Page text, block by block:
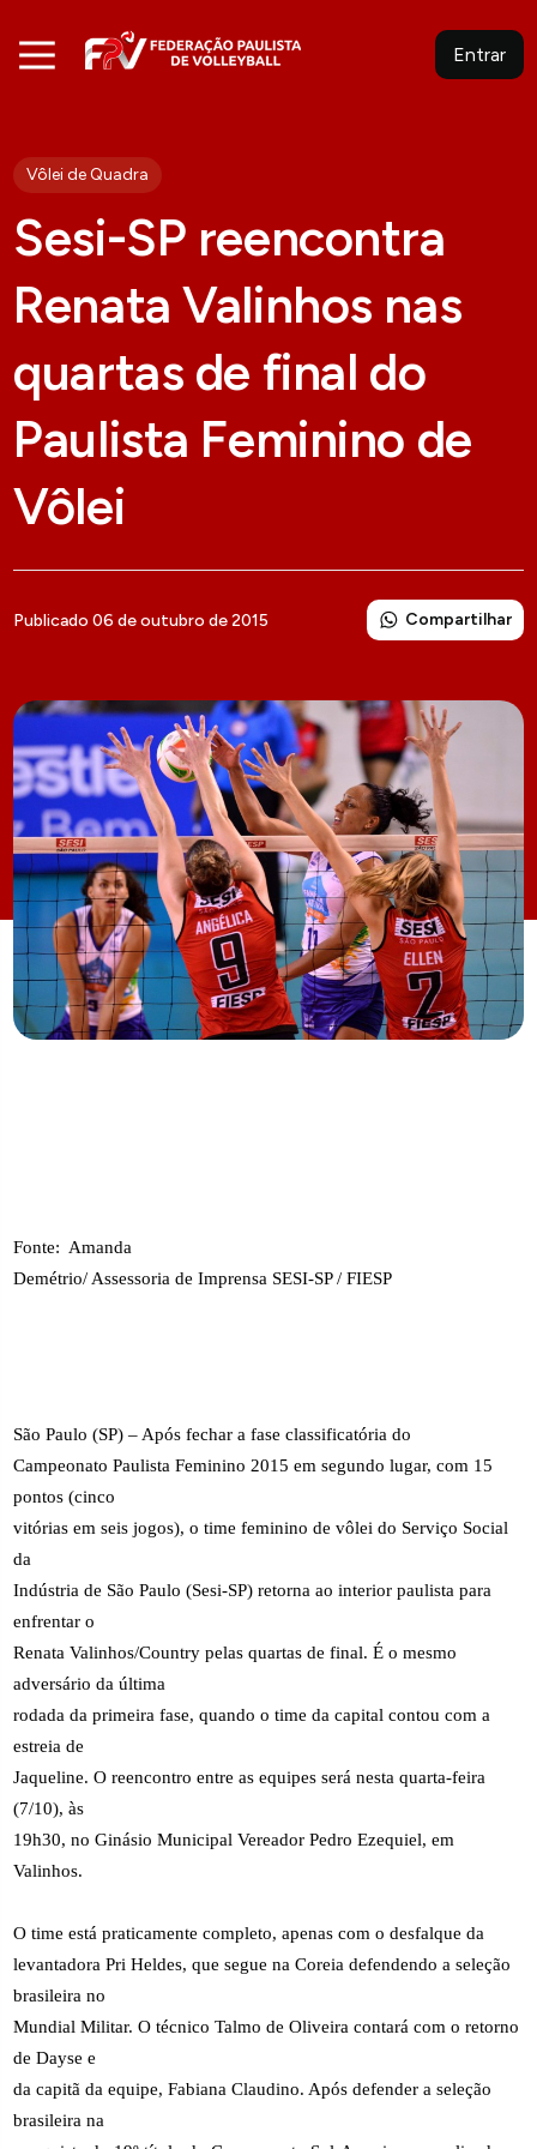
Entrar
Vôlei de Quadra
Sesi-SP reencontra
Renata Valinhos nas
quartas de final do
Paulista Feminino de
Vôlei
Publicado 06 de outubro de 2015 Compartilhar
Fonte: Amanda
Demétrio/ Assessoria de Imprensa SESI-SP / FIESP
São Paulo (SP) – Após fechar a fase classificatória do
Campeonato Paulista Feminino 2015 em segundo lugar, com 15
pontos (cinco
vitórias em seis jogos), o time feminino de vôlei do Serviço Social
da
Indústria de São Paulo (Sesi-SP) retorna ao interior paulista para
enfrentar o
Renata Valinhos/Country pelas quartas de final. É o mesmo
adversário da última
rodada da primeira fase, quando o time da capital contou com a
estreia de
Jaqueline. O reencontro entre as equipes será nesta quarta-feira
(7/10), às
19h30, no Ginásio Municipal Vereador Pedro Ezequiel, em
Valinhos.
O time está praticamente completo, apenas com o desfalque da
levantadora Pri Heldes, que segue na Coreia defendendo a seleção
brasileira no
Mundial Militar. O técnico Talmo de Oliveira contará com o retorno
de Dayse e
da capitã da equipe, Fabiana Claudino. Após defender a seleção
brasileira na